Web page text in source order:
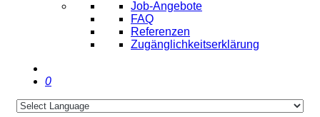
Job-Angebote
FAQ
Referenzen
Zugänglichkeitserklärung
0